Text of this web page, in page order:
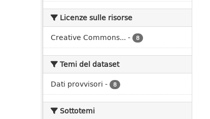
Licenze sulle risorse
Creative Commons... - 8
Temi del dataset
Dati provvisori - 8
Sottotemi